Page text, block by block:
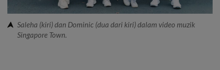
Saleha (kiri) dan Dominic (dua dari kiri) dalam video muzik
Singapore Town.